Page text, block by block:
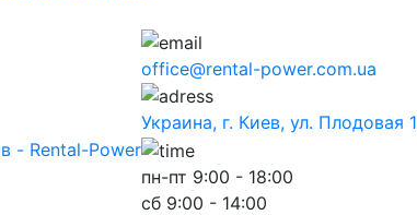
office@rental-power.com.ua
Украина, г. Киев, ул. Плодовая 1
пн-пт 9:00 - 18:00
сб 9:00 - 14:00